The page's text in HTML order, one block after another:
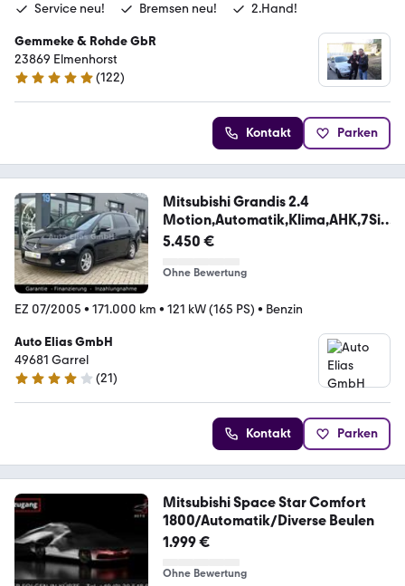
Service neu! Bremsen neu! 2.Hand!
Gemmeke & Rohde GbR
23869 Elmenhorst
4.9 Sterne
(122)
Kontakt Parken
Mitsubishi Grandis 2.4
Motion,Automatik,Klima,AHK,7Sit
zer
5.450 €
Ohne Bewertung
EZ 07/2005 • 171.000 km • 121 kW (165 PS) • Benzin
Auto Elias GmbH
49681 Garrel
4.2 Sterne
(21)
Kontakt Parken
Mitsubishi Space Star Comfort
1800/Automatik/Diverse Beulen
1.999 €
Ohne Bewertung